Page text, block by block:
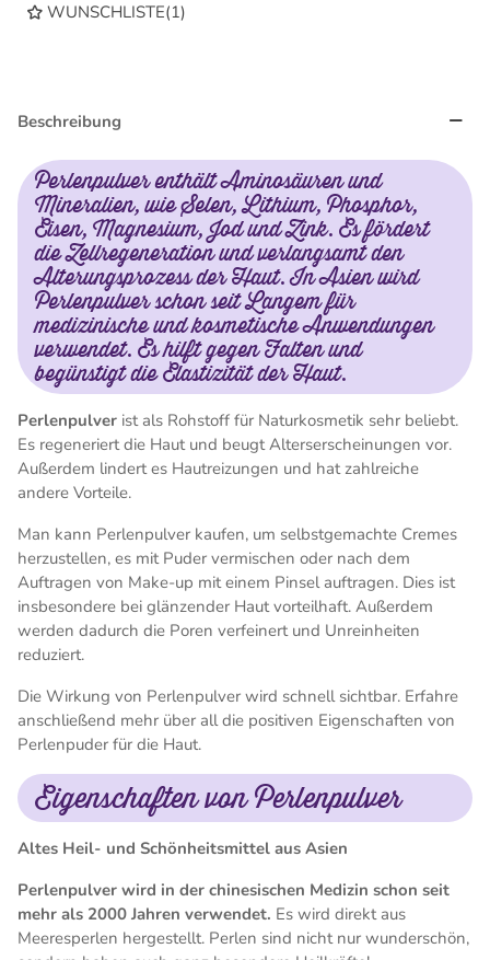
WUNSCHLISTE(1)
Beschreibung
Perlenpulver enthält Aminosäuren und
Mineralien, wie Selen, Lithium, Phosphor,
Eisen, Magnesium, Jod und Zink. Es fördert
die Zellregeneration und verlangsamt den
Alterungsprozess der Haut. In Asien wird
Perlenpulver schon seit Langem für
medizinische und kosmetische Anwendungen
verwendet. Es hilft gegen Falten und
begünstigt die Elastizität der Haut.
Perlenpulver ist als Rohstoff für Naturkosmetik sehr beliebt.
Es regeneriert die Haut und beugt Alterserscheinungen vor.
Außerdem lindert es Hautreizungen und hat zahlreiche
andere Vorteile.
Man kann Perlenpulver kaufen, um selbstgemachte Cremes
herzustellen, es mit Puder vermischen oder nach dem
Auftragen von Make-up mit einem Pinsel auftragen. Dies ist
insbesondere bei glänzender Haut vorteilhaft. Außerdem
werden dadurch die Poren verfeinert und Unreinheiten
reduziert.
Die Wirkung von Perlenpulver wird schnell sichtbar. Erfahre
anschließend mehr über all die positiven Eigenschaften von
Perlenpuder für die Haut.
Eigenschaften von Perlenpulver
Altes Heil- und Schönheitsmittel aus Asien
Perlenpulver wird in der chinesischen Medizin schon seit
mehr als 2000 Jahren verwendet. Es wird direkt aus
Meeresperlen hergestellt. Perlen sind nicht nur wunderschön,